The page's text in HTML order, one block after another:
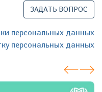
ЗАДАТЬ ВОПРОС
персональных данных
персональных данных